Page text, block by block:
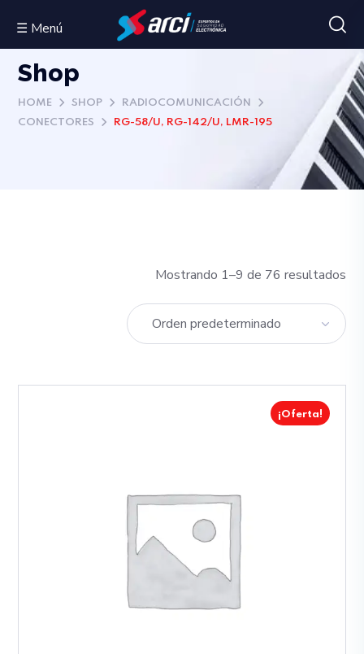
☰ Menú
Shop
HOME SHOP
RADIOCOMUNICACIÓN
CONECTORES
RG-58/U, RG-142/U, LMR-195
Mostrando 1–9 de 76 resultados
¡Oferta!